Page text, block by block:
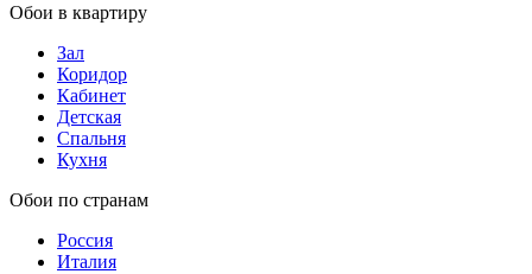
Обои в квартиру
Зал
Коридор
Кабинет
Детская
Спальня
Кухня
Обои по странам
Россия
Италия